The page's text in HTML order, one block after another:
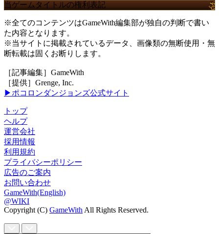
当ゲームタイトルの権利表記
※全てのコンテンツはGameWith編集部が独自の判断で書い
た内容となります。
※当サイトに掲載されているデータ、画像類の無断使用・無
断転載は固くお断りします。
［記事編集］GameWith
［提供］Grenge, Inc.
▶ポコロンダンジョンズ公式サイト
トップ
ヘルプ
運営会社
採用情報
利用規約
プライバシーポリシー
広告のご案内
お問い合わせ
GameWith(English)
@WIKI
Copyright (C) GameWith All Rights Reserved.